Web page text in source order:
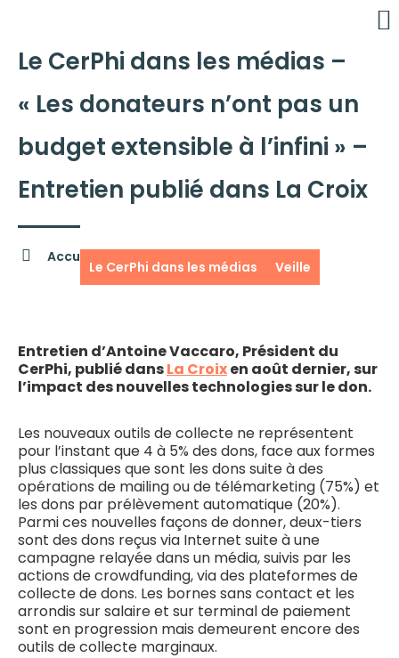
Le CerPhi dans les médias –
« Les donateurs n’ont pas un
budget extensible à l’infini » –
Entretien publié dans La Croix
Accueil » S'informer » Actualités
Le CerPhi dans les médias Veille
Entretien d’Antoine Vaccaro, Président du
CerPhi, publié dansLa Croixen août dernier, sur
l’impact des nouvelles technologies sur le don.
Les nouveaux outils de collecte ne représentent
pour l’instant que 4 à 5% des dons, face aux formes
plus classiques que sont les dons suite à des
opérations de mailing ou de télémarketing (75%) et
les dons par prélèvement automatique (20%).
Parmi ces nouvelles façons de donner, deux-tiers
sont des dons reçus via Internet suite à une
campagne relayée dans un média, suivis par les
actions de crowdfunding, via des plateformes de
collecte de dons. Les bornes sans contact et les
arrondis sur salaire et sur terminal de paiement
sont en progression mais demeurent encore des
outils de collecte marginaux.